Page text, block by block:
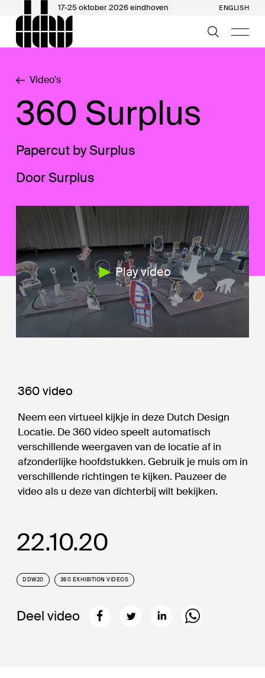
17-25 oktober 2026 eindhoven ENGLISH
Video's
360 Surplus
Papercut by Surplus
Door Surplus
Play video
22.10.20
DDW20 360 EXHIBITION VIDEOS
Deel video
360 video
Neem een virtueel kijkje in deze Dutch Design
Locatie. De 360 video speelt automatisch
verschillende weergaven van de locatie af in
afzonderlijke hoofdstukken. Gebruik je muis om in
verschillende richtingen te kijken. Pauzeer de
video als u deze van dichterbij wilt bekijken.